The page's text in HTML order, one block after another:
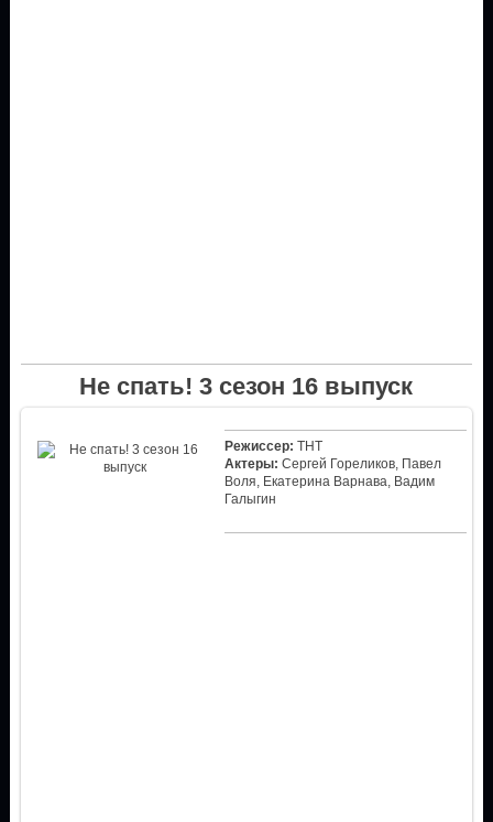
Не спать! 3 сезон 16 выпуск
Режиссер: ТНТ
Актеры: Сергей Гореликов, Павел
Воля, Екатерина Варнава, Вадим
Галыгин